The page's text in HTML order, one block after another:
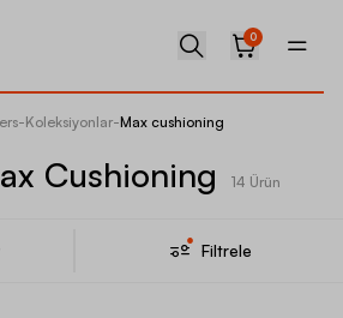
0
-Koleksiyonlar-Max cushioning
Cushioning 14 Ürün
Filtrele